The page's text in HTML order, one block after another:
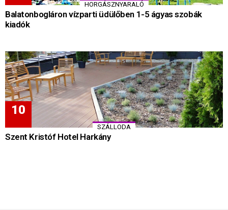
HORGÁSZNYARALÓ
Balatonbogláron vízparti üdülőben 1-5 ágyas szobák
kiadók
SZÁLLODA
Szent Kristóf Hotel Harkány